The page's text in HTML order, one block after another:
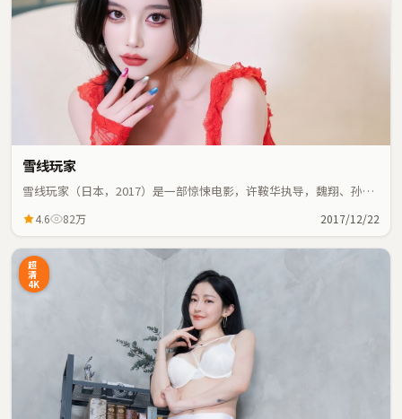
雪线玩家
雪线玩家（日本，2017）是一部惊悚电影，许鞍华执导，魏翔、孙艺
4.6 82万 2017/12/22
超
清
4K